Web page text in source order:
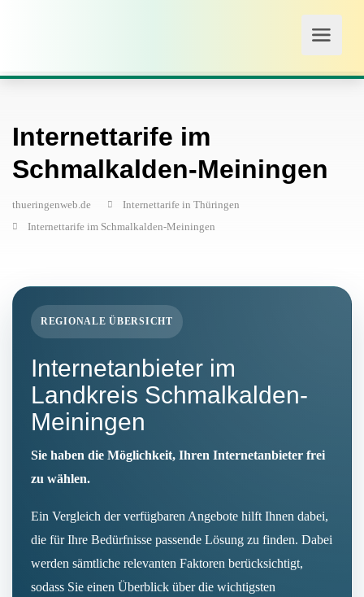
Internettarife im
Schmalkalden-Meiningen
thueringenweb.de
Internettarife in Thüringen
Internettarife im Schmalkalden-Meiningen
REGIONALE ÜBERSICHT
Internetanbieter im
Landkreis Schmalkalden-
Meiningen
Sie haben die Möglichkeit, Ihren Internetanbieter frei
zu wählen.
Ein Vergleich der verfügbaren Angebote hilft Ihnen dabei,
die für Ihre Bedürfnisse passende Lösung zu finden. Dabei
werden sämtliche relevanten Faktoren berücksichtigt,
sodass Sie einen Überblick über die wichtigsten